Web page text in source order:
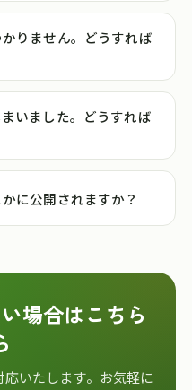
りません。どうすれば
いました。どうすれば
に公開されますか？
場合はこちら
いたします。お気軽に